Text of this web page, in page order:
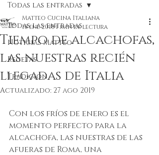
Todas las entradas
Noticias Matteo
Recetas
Tradición
Todas las entradas
Tiempo de alcachofas,
las nuestras recién
llegadas de Italia
Matteo Cucina Italiana
18 ene 20181 min de lectura
Actualizado: 27 ago 2019
Con los fríos de enero es el
momento perfecto para la
alcachofa, las nuestras de las
afueras de Roma, una